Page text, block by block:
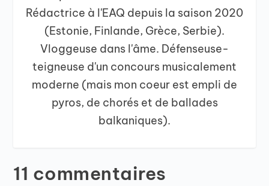
Rédactrice à l'EAQ depuis la saison 2020
(Estonie, Finlande, Grèce, Serbie).
Vloggeuse dans l'âme. Défenseuse-
teigneuse d'un concours musicalement
moderne (mais mon coeur est empli de
pyros, de chorés et de ballades
balkaniques).
11 commentaires